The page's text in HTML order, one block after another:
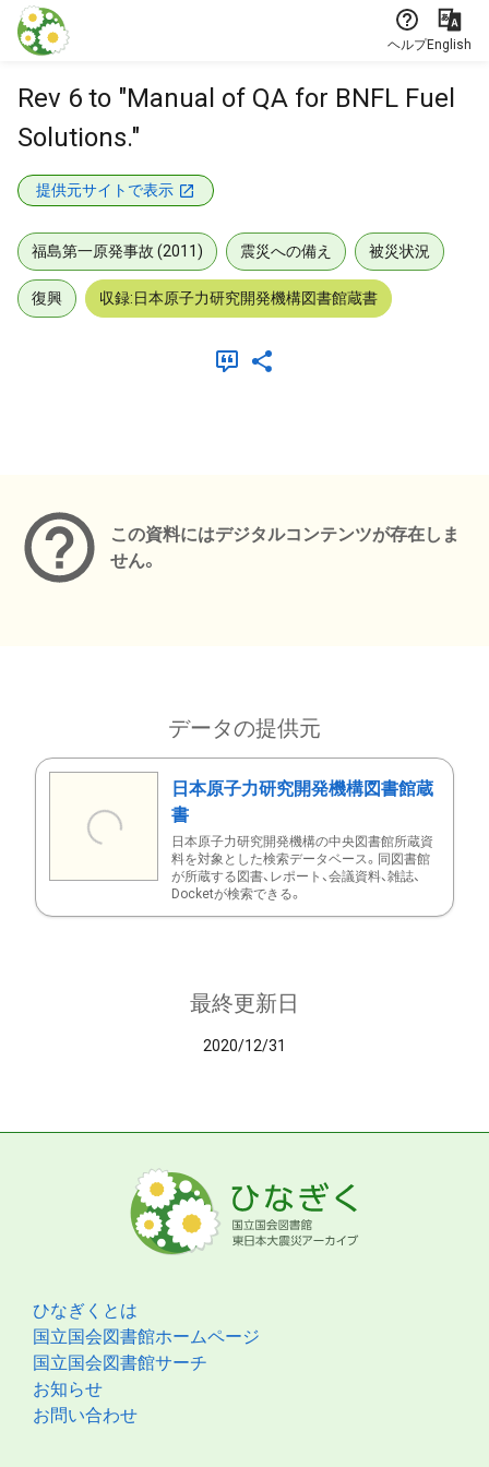
本文に飛ぶ
ヘルプEnglish
Rev 6 to "Manual of QA for BNFL Fuel
Solutions."
提供元サイトで表示
福島第一原発事故 (2011) 震災への備え 被災状況
復興 収録:日本原子力研究開発機構図書館蔵書
この資料にはデジタルコンテンツが存在しま
せん。
データの提供元
日本原子力研究開発機構図書館蔵
書
日本原子力研究開発機構の中央図書館所蔵資
料を対象とした検索データベース。同図書館
が所蔵する図書、レポート、会議資料、雑誌、
Docketが検索できる。
最終更新日
2020/12/31
ひなぎくとは
国立国会図書館ホームページ
国立国会図書館サーチ
お知らせ
お問い合わせ